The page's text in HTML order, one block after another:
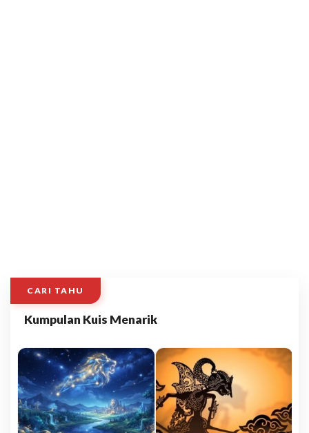
CARI TAHU
Kumpulan Kuis Menarik